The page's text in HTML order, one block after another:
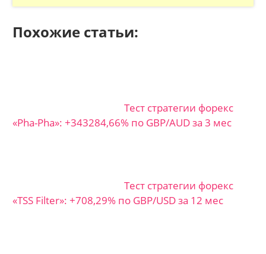
Похожие статьи:
Тест стратегии форекс
«Pha-Pha»: +343284,66% по GBP/AUD за 3 мес
Тест стратегии форекс
«TSS Filter»: +708,29% по GBP/USD за 12 мес